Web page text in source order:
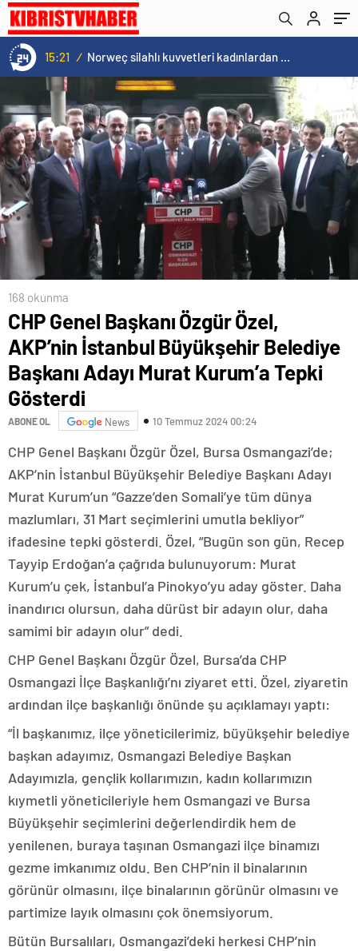
15:20 / Cristiano Ronaldo’nun akıllara zarar tüm kariyerinin istatistiğini çıkardık !
Murat Kurum’a Tepki Gösterdi
168 okunma
CHP Genel Başkanı Özgür Özel,
AKP’nin İstanbul Büyükşehir Belediye
Başkanı Adayı Murat Kurum’a Tepki
Gösterdi
ABONE OL News 10 Temmuz 2024 00:24
CHP Genel Başkanı Özgür Özel, Bursa Osmangazi’de;
AKP’nin İstanbul Büyükşehir Belediye Başkanı Adayı
Murat Kurum’un “Gazze’den Somali’ye tüm dünya
mazlumları, 31 Mart seçimlerini umutla bekliyor”
ifadesine tepki gösterdi. Özel, “Bugün son gün, Recep
Tayyip Erdoğan’a çağrıda bulunuyorum: Murat
Kurum’u çek, İstanbul’a Pinokyo’yu aday göster. Daha
inandırıcı olursun, daha dürüst bir adayın olur, daha
samimi bir adayın olur” dedi.
CHP Genel Başkanı Özgür Özel, Bursa’da CHP
Osmangazi İlçe Başkanlığı’nı ziyaret etti. Özel, ziyaretin
ardından ilçe başkanlığı önünde şu açıklamayı yaptı:
“İl başkanımız, ilçe yöneticilerimiz, büyükşehir belediye
başkan adayımız, Osmangazi Belediye Başkan
Adayımızla, gençlik kollarımızın, kadın kollarımızın
kıymetli yöneticileriyle hem Osmangazi ve Bursa
Büyükşehir seçimlerini değerlendirdik hem de
yenilenen, buraya taşınan Osmangazi ilçe binamızı
gezme imkanımız oldu. Ben CHP’nin il binalarının
görünür olmasını, ilçe binalarının görünür olmasını ve
partimize layık olmasını çok önemsiyorum.
Bütün Bursalıları, Osmangazi’deki herkesi CHP’nin